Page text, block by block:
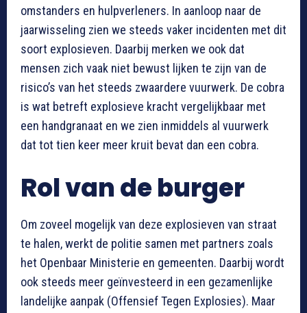
omstanders en hulpverleners. In aanloop naar de
jaarwisseling zien we steeds vaker incidenten met dit
soort explosieven. Daarbij merken we ook dat
mensen zich vaak niet bewust lijken te zijn van de
risico’s van het steeds zwaardere vuurwerk. De cobra
is wat betreft explosieve kracht vergelijkbaar met
een handgranaat en we zien inmiddels al vuurwerk
dat tot tien keer meer kruit bevat dan een cobra.
Rol van de burger
Om zoveel mogelijk van deze explosieven van straat
te halen, werkt de politie samen met partners zoals
het Openbaar Ministerie en gemeenten. Daarbij wordt
ook steeds meer geïnvesteerd in een gezamenlijke
landelijke aanpak (Offensief Tegen Explosies). Maar